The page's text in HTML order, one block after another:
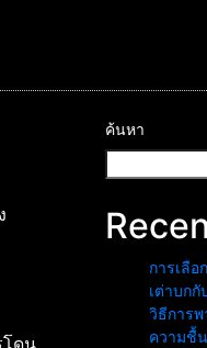
โดน
ค้นหา
การเลื
เต่าบก
วิธีการ
ความชื้